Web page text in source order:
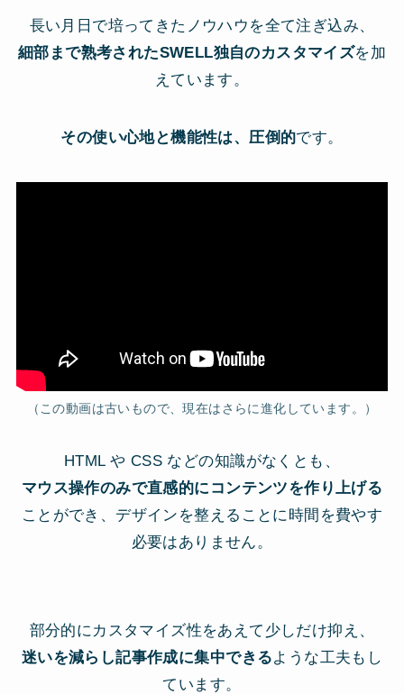
長い月日で培ってきたノウハウを全て注ぎ込み、
細部まで熟考されたSWELL独自のカスタマイズを加
えています。
その使い心地と機能性は、圧倒的です。
（この動画は古いもので、現在はさらに進化しています。）
HTML や CSS などの知識がなくとも、
マウス操作のみで直感的にコンテンツを作り上げる
ことができ、 デザインを整えることに時間を費やす
必要はありません。
部分的にカスタマイズ性をあえて少しだけ抑え、
迷いを減らし記事作成に集中できるような工夫もし
ています。